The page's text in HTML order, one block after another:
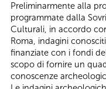
Preliminarmente alla
programmate dalla
Culturali, in accordo
Roma, indagini
finanziate con i fondi
scopo di fornire un
conoscenze